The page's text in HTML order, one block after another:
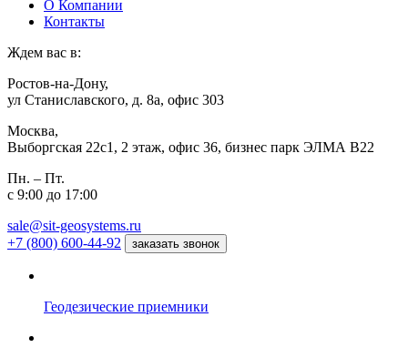
О Компании
Контакты
Ждем вас в:
Ростов-на-Дону,
ул Станиславского, д. 8а, офис 303
Москва,
Выборгская 22с1, 2 этаж, офис 36, бизнес парк ЭЛМА В22
Пн. – Пт.
с 9:00 до 17:00
sale@sit-geosystems.ru
+7 (800) 600-44-92
заказать звонок
Геодезические приемники